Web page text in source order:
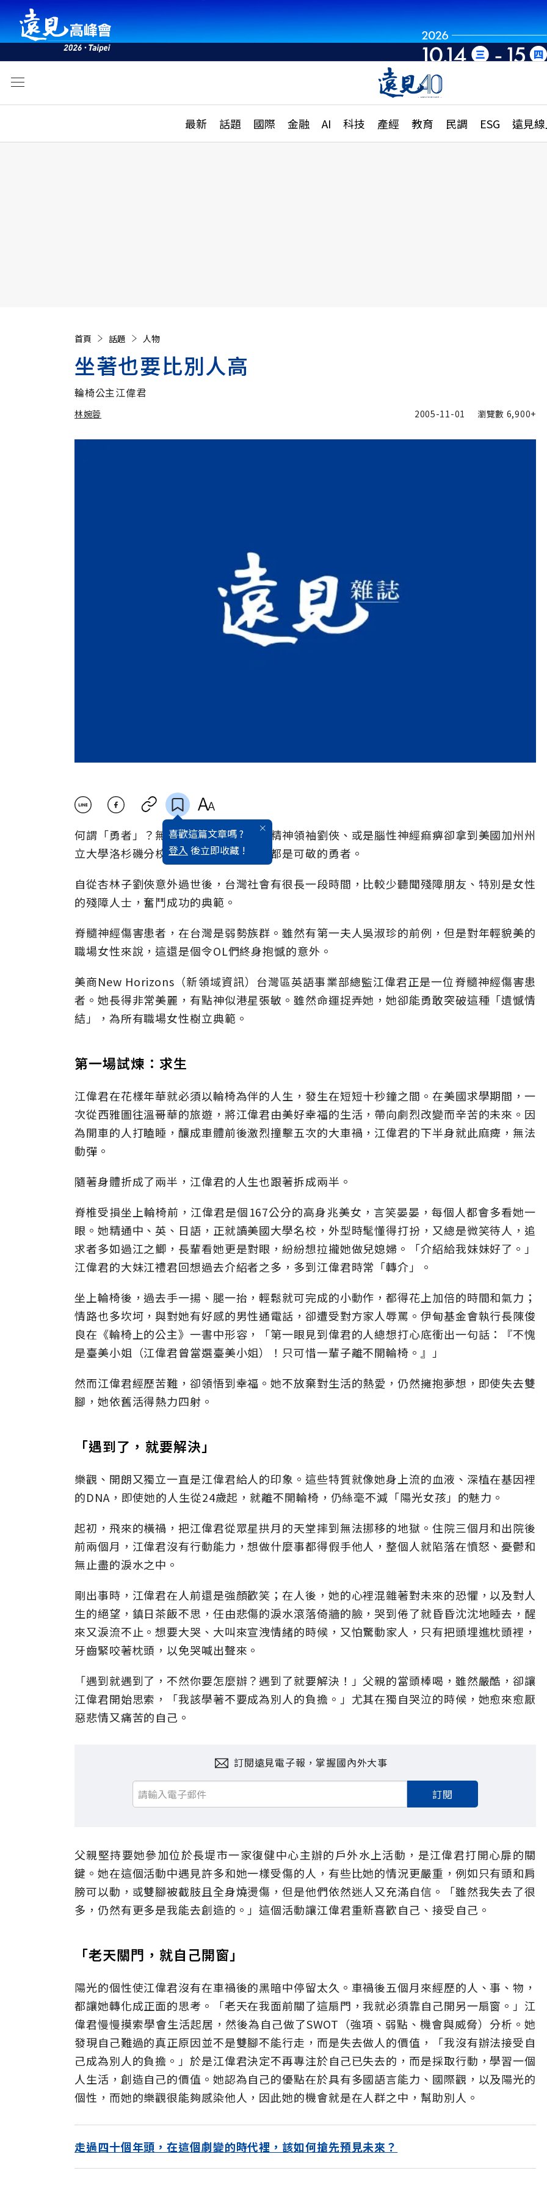
最新 話題 國際 金融 AI 科技 產經 教育 民調 ESG 遠見
活動
話題
國際
特輯
大學升學、職涯攻略
縣市施政調查全解析
首頁 話題 人物
坐著也要比別人高
輪椅公主江偉君
林婉蓉 2005-11-01 瀏覽數 6,900+
喜歡這篇文章嗎 ?
登入 後立即收藏 !
何謂「勇者」？無論是已故的殘障人士精神領袖劉俠、或是腦性神經痲痹卻拿到美國加州州
立大學洛杉磯分校美術博士的黃美廉，都是可敬的勇者。
自從杏林子劉俠意外過世後，台灣社會有很長一段時間，比較少聽聞殘障朋友、特別是女性
的殘障人士，奮鬥成功的典範。
脊髓神經傷害患者，在台灣是弱勢族群。雖然有第一夫人吳淑珍的前例，但是對年輕貌美的
職場女性來說，這還是個令OL們終身抱憾的意外。
美商New Horizons（新領域資訊）台灣區英語事業部總監江偉君正是一位脊髓神經傷害患
者。她長得非常美麗，有點神似港星張敏。雖然命運捉弄她，她卻能勇敢突破這種「遺憾情
結」，為所有職場女性樹立典範。
第一場試煉：求生
江偉君在花樣年華就必須以輪椅為伴的人生，發生在短短十秒鐘之間。在美國求學期間，一
次從西雅圖往溫哥華的旅遊，將江偉君由美好幸福的生活，帶向劇烈改變而辛苦的未來。因
為開車的人打瞌睡，釀成車體前後激烈撞擊五次的大車禍，江偉君的下半身就此麻痺，無法
動彈。
隨著身體折成了兩半，江偉君的人生也跟著拆成兩半。
脊椎受損坐上輪椅前，江偉君是個167公分的高身兆美女，言笑晏晏，每個人都會多看她一
眼。她精通中、英、日語，正就讀美國大學名校，外型時髦懂得打扮，又總是微笑待人，追
求者多如過江之鯽，長輩看她更是對眼，紛紛想拉攏她做兒媳婦。「介紹給我妹妹好了。」
江偉君的大妹江禮君回想過去介紹者之多，多到江偉君時常「轉介」。
坐上輪椅後，過去手一揚、腿一抬，輕鬆就可完成的小動作，都得花上加倍的時間和氣力；
情路也多坎坷，與對她有好感的男性通電話，卻遭受對方家人辱罵。伊甸基金會執行長陳俊
良在《輪椅上的公主》一書中形容，「第一眼見到偉君的人總想打心底衝出一句話：『不愧
是臺美小姐（江偉君曾當選臺美小姐）！只可惜一輩子離不開輪椅。』」
然而江偉君經歷苦難，卻領悟到幸福。她不放棄對生活的熱愛，仍然擁抱夢想，即使失去雙
腳，她依舊活得熱力四射。
「遇到了，就要解決」
樂觀、開朗又獨立一直是江偉君給人的印象。這些特質就像她身上流的血液、深植在基因裡
的DNA，即使她的人生從24歲起，就離不開輪椅，仍絲毫不減「陽光女孩」的魅力。
起初，飛來的橫禍，把江偉君從眾星拱月的天堂摔到無法挪移的地獄。住院三個月和出院後
前兩個月，江偉君沒有行動能力，想做什麼事都得假手他人，整個人就陷落在憤怒、憂鬱和
無止盡的淚水之中。
剛出事時，江偉君在人前還是強顏歡笑；在人後，她的心裡混雜著對未來的恐懼，以及對人
生的絕望，鎮日茶飯不思，任由悲傷的淚水滾落倚牆的臉，哭到倦了就昏昏沈沈地睡去，醒
來又淚流不止。想要大哭、大叫來宣洩情緒的時候，又怕驚動家人，只有把頭埋進枕頭裡，
牙齒緊咬著枕頭，以免哭喊出聲來。
「遇到就遇到了，不然你要怎麼辦？遇到了就要解決！」父親的當頭棒喝，雖然嚴酷，卻讓
江偉君開始思索，「我該學著不要成為別人的負擔。」尤其在獨自哭泣的時候，她愈來愈厭
惡悲情又痛苦的自己。
訂閱遠見電子報，掌握國內外大事
訂閱
父親堅持要她參加位於長堤市一家復健中心主辦的戶外水上活動，是江偉君打開心扉的關
鍵。她在這個活動中遇見許多和她一樣受傷的人，有些比她的情況更嚴重，例如只有頭和肩
膀可以動，或雙腳被截肢且全身燒燙傷，但是他們依然迷人又充滿自信。「雖然我失去了很
多，仍然有更多是我能去創造的。」這個活動讓江偉君重新喜歡自己、接受自己。
「老天關門，就自己開窗」
陽光的個性使江偉君沒有在車禍後的黑暗中停留太久。車禍後五個月來經歷的人、事、物，
都讓她轉化成正面的思考。「老天在我面前關了這扇門，我就必須靠自己開另一扇窗。」江
偉君慢慢摸索學會生活起居，然後為自己做了SWOT（強項、弱點、機會與威脅）分析。她
發現自己難過的真正原因並不是雙腳不能行走，而是失去做人的價值，「我沒有辦法接受自
己成為別人的負擔。」於是江偉君決定不再專注於自己已失去的，而是採取行動，學習一個
人生活，創造自己的價值。她認為自己的優點在於具有多國語言能力、國際觀，以及陽光的
個性，而她的樂觀很能夠感染他人，因此她的機會就是在人群之中，幫助別人。
走過四十個年頭，在這個劇變的時代裡，該如何搶先預見未來？